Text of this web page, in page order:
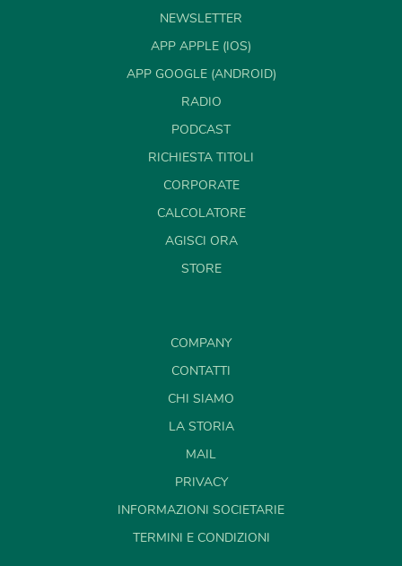
NEWSLETTER
APP APPLE (IOS)
APP GOOGLE (ANDROID)
RADIO
PODCAST
RICHIESTA TITOLI
CORPORATE
CALCOLATORE
AGISCI ORA
STORE
COMPANY
CONTATTI
CHI SIAMO
LA STORIA
MAIL
PRIVACY
INFORMAZIONI SOCIETARIE
TERMINI E CONDIZIONI